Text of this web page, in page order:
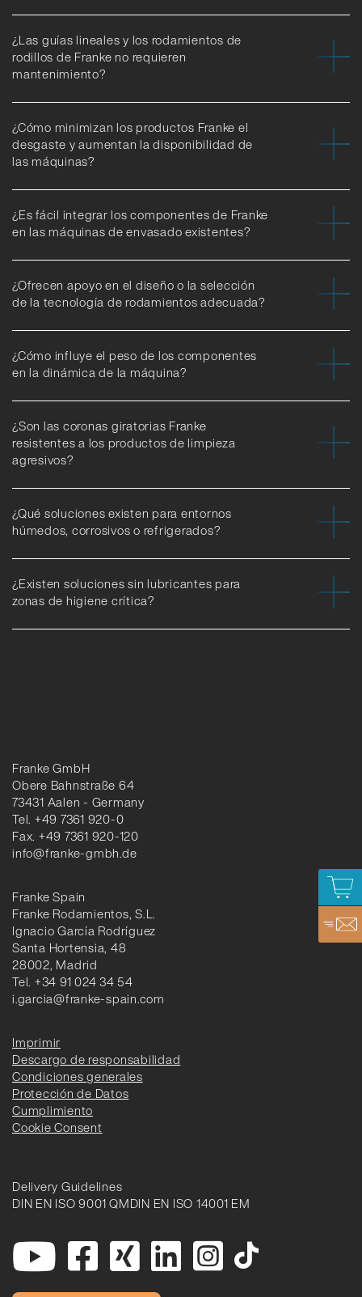
¿Las guías lineales y los rodamientos de
rodillos de Franke no requieren
mantenimiento?
¿Cómo minimizan los productos Franke el
desgaste y aumentan la disponibilidad de
las máquinas?
¿Es fácil integrar los componentes de Franke
en las máquinas de envasado existentes?
¿Ofrecen apoyo en el diseño o la selección
de la tecnología de rodamientos adecuada?
¿Cómo influye el peso de los componentes
en la dinámica de la máquina?
¿Son las coronas giratorias Franke
resistentes a los productos de limpieza
agresivos?
¿Qué soluciones existen para entornos
húmedos, corrosivos o refrigerados?
¿Existen soluciones sin lubricantes para
zonas de higiene crítica?
Franke GmbH
Obere Bahnstraße 64
73431 Aalen - Germany
Tel. +49 7361 920-0
Fax. +49 7361 920-120
info@franke-gmbh.de
Franke Spain
Franke Rodamientos, S.L.
Ignacio García Rodríguez
Santa Hortensia, 48
28002, Madrid
Tel. +34 91 024 34 54
i.garcia@franke-spain.com
Imprimir
Descargo de responsabilidad
Condiciones generales
Protección de Datos
Cumplimiento
Cookie Consent
Delivery Guidelines
DIN EN ISO 9001 QMDIN EN ISO 14001 EM